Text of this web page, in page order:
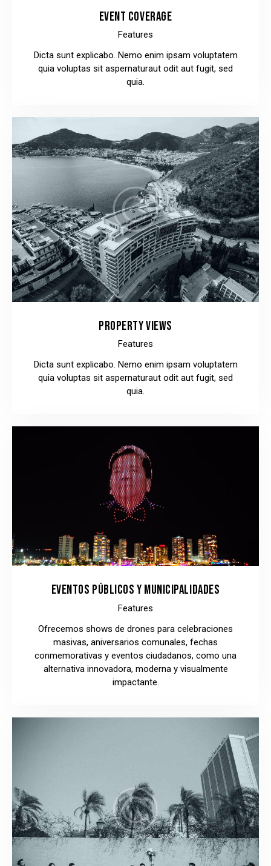
EVENT COVERAGE
Features
Dicta sunt explicabo. Nemo enim ipsam voluptatem
quia voluptas sit aspernaturaut odit aut fugit, sed
quia.
PROPERTY VIEWS
Features
Dicta sunt explicabo. Nemo enim ipsam voluptatem
quia voluptas sit aspernaturaut odit aut fugit, sed
quia.
EVENTOS PÚBLICOS Y MUNICIPALIDADES
Features
Ofrecemos shows de drones para celebraciones
masivas, aniversarios comunales, fechas
conmemorativas y eventos ciudadanos, como una
alternativa innovadora, moderna y visualmente
impactante.